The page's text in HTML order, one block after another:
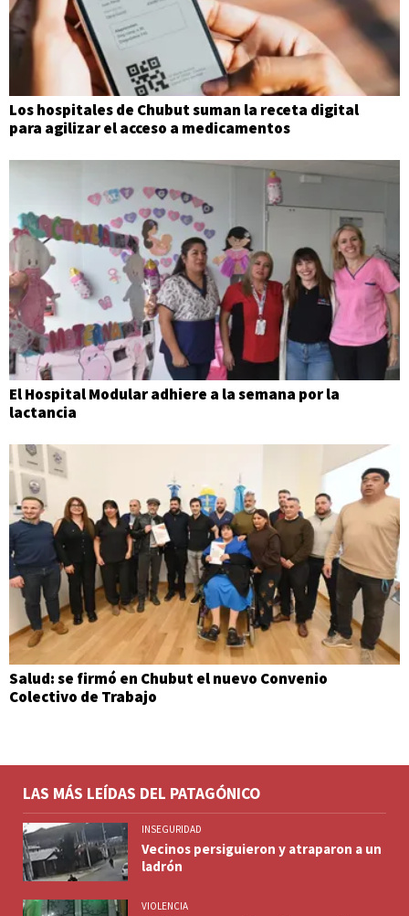
Los hospitales de Chubut suman la receta digital
para agilizar el acceso a medicamentos
El Hospital Modular adhiere a la semana por la
lactancia
Salud: se firmó en Chubut el nuevo Convenio
Colectivo de Trabajo
LAS MÁS LEÍDAS DEL PATAGÓNICO
INSEGURIDAD
Vecinos persiguieron y atraparon a un
ladrón
VIOLENCIA